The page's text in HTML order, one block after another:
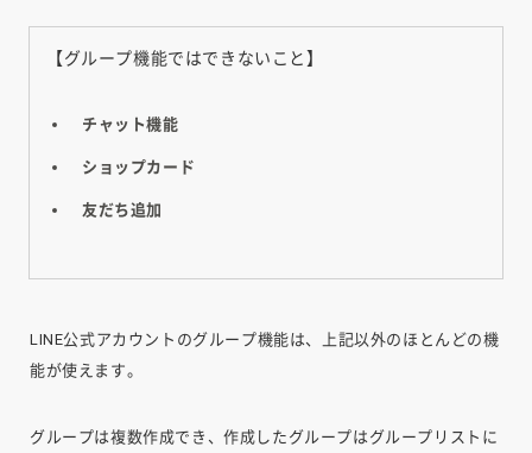
【グループ機能ではできないこと】
チャット機能
ショップカード
友だち追加
LINE公式アカウントのグループ機能は、上記以外のほとんどの機
能が使えます。
グループは複数作成でき、作成したグループはグループリストに